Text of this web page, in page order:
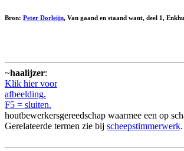
Bron: Peter Dorleijn, Van gaand en staand want, deel 1,
~haalijzer:
Klik hier voor
afbeelding.
F5 = sluiten.
houtbewerkersgereedschap waarmee een op
Gerelateerde termen zie bij scheepstimmerwerk.